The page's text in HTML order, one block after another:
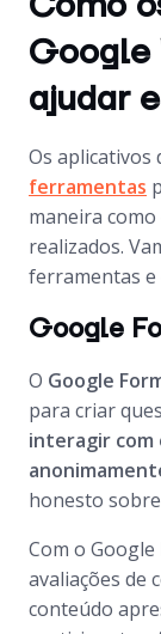
Google
ajudar
Os aplicativos
ferramentas
maneira
realizados.
ferramentas e
Google
O Google
para criar
interagir com
honesto
Com o
avaliações de
conteúdo